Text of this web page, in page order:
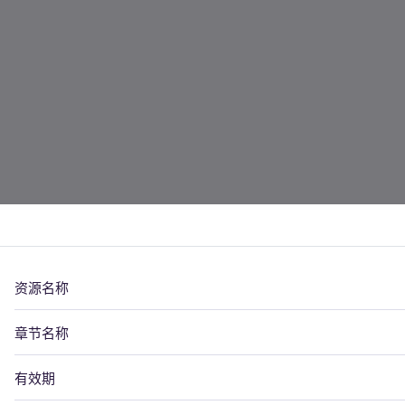
资源名称
章节名称
有效期